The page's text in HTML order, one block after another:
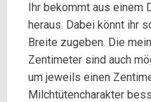
Ihr bekommt aus einem
heraus. Dabei könnt ihr
Breite zugeben. Die
Zentimeter sind auch
um jeweils einen
Milchtütencharakter